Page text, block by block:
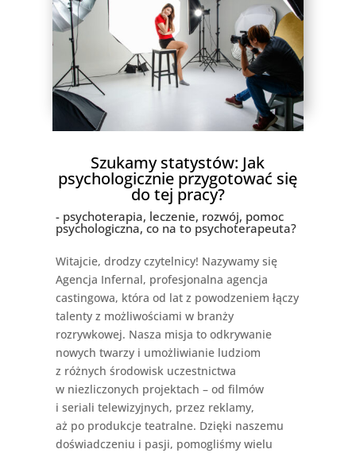
Szukamy statystów: Jak
psychologicznie przygotować się
do tej pracy?
- psychoterapia, leczenie, rozwój, pomoc
psychologiczna, co na to psychoterapeuta?
Witajcie, drodzy czytelnicy! Nazywamy się
Agencja Infernal, profesjonalna agencja
castingowa, która od lat z powodzeniem łączy
talenty z możliwościami w branży
rozrywkowej. Nasza misja to odkrywanie
nowych twarzy i umożliwianie ludziom
z różnych środowisk uczestnictwa
w niezliczonych projektach – od filmów
i seriali telewizyjnych, przez reklamy,
aż po produkcje teatralne. Dzięki naszemu
doświadczeniu i pasji, pomogliśmy wielu